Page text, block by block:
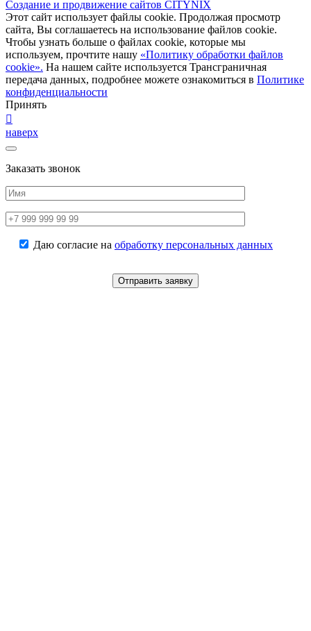
Создание и продвижение сайтов CITYNIX
Этот сайт использует файлы cookie. Продолжая просмотр
сайта, Вы соглашаетесь на использование файлов cookie.
Чтобы узнать больше о файлах cookie, которые мы
используем, прочтите нашу «Политику обработки файлов
cookie». На нашем сайте используется Трансграничная
передача данных, подробнее можете ознакомиться в Политике
конфиденциальности
Принять
наверх
Заказать звонок
Даю согласие на обработку персональных данных